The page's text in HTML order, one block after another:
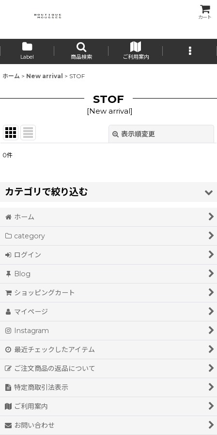
カート
Label 商品検索 ご利用案内
ホーム > New arrival > STOF
STOF
[New arrival]
表示順変更
表示数:
並び順:
0件
カテゴリで絞り込む
STOF (全商品)
STOF
STORAMA
ホーム
category
ログイン
Blog
ショッピングカート
マイページ
Instagram
最近チェックしたアイテム
ご注文商品の返品について
特定商取引法表示
ご利用案内
お問い合わせ